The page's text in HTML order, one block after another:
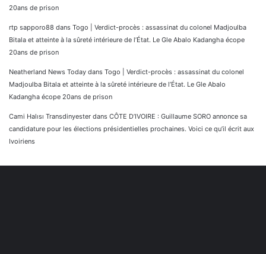
20ans de prison
rtp sapporo88 dans Togo | Verdict-procès : assassinat du colonel Madjoulba
Bitala et atteinte à la sûreté intérieure de l’État. Le Gle Abalo Kadangha écope
20ans de prison
Neatherland News Today dans Togo | Verdict-procès : assassinat du colonel
Madjoulba Bitala et atteinte à la sûreté intérieure de l’État. Le Gle Abalo
Kadangha écope 20ans de prison
Cami Halısı Transdinyester dans CÔTE D’IVOIRE : Guillaume SORO annonce sa
candidature pour les élections présidentielles prochaines. Voici ce qu’il écrit aux
Ivoiriens